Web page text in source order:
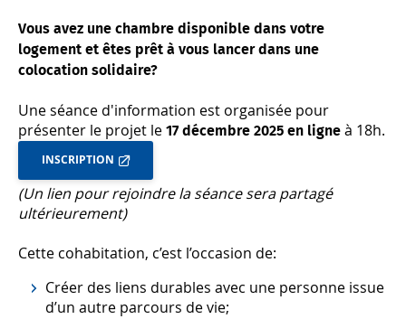
Vous avez une chambre disponible dans votre
logement et êtes prêt à vous lancer dans une
colocation solidaire?
Une séance d'information est organisée pour
présenter le projet le 17 décembre 2025 en ligne à 18h.
INSCRIPTION
(Un lien pour rejoindre la séance sera partagé
ultérieurement)
Cette cohabitation, c’est l’occasion de:
Créer des liens durables avec une personne issue
d’un autre parcours de vie;